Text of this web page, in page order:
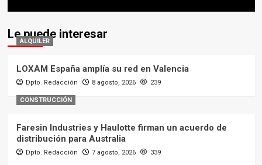
Le puede interesar
ALQUILER
LOXAM España amplía su red en Valencia
Dpto. Redacción 8 agosto, 2026 239
CONSTRUCCIÓN
Faresin Industries y Haulotte firman un acuerdo de
distribución para Australia
Dpto. Redacción 7 agosto, 2026 339